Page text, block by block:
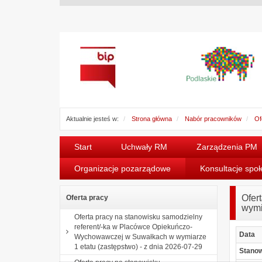
Aktualnie jesteś w: Strona główna Nabór pracowników
Start Uchwały RM Zarządzenia PM
Organizacje pozarządowe Konsultacje
Oferta pracy
Oferta pracy na stanowisku samodzielny
referent/-ka w Placówce Opiekuńczo-
Wychowawczej w Suwałkach w wymiarze
1 etatu (zastępstwo) - z dnia 2026-07-29
Data